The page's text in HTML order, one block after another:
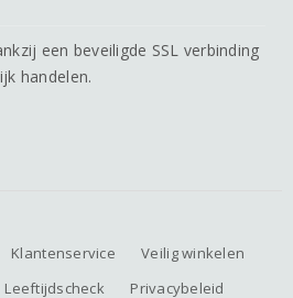
een beveiligde SSL verbinding
handelen.
Klantenservice
Veilig winkelen
Leeftijdscheck Privacybeleid